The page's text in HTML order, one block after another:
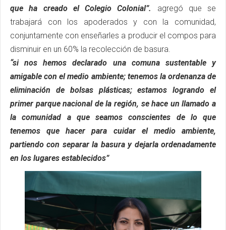
que ha creado el Colegio Colonial”.
agregó que se
trabajará con los apoderados y con la comunidad,
conjuntamente con enseñarles a producir el compos para
disminuir en un 60% la recolección de basura.
“si nos hemos declarado una comuna sustentable y
amigable con el medio ambiente; tenemos la ordenanza de
eliminación de bolsas plásticas; estamos logrando el
primer parque nacional de la región, se hace un llamado a
la comunidad a que seamos conscientes de lo que
tenemos que hacer para cuidar el medio ambiente,
partiendo con separar la basura y dejarla ordenadamente
en los lugares establecidos”